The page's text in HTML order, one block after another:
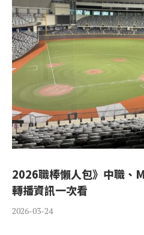
2026職棒懶人包》中職、
轉播資訊一次看
2026-03-24